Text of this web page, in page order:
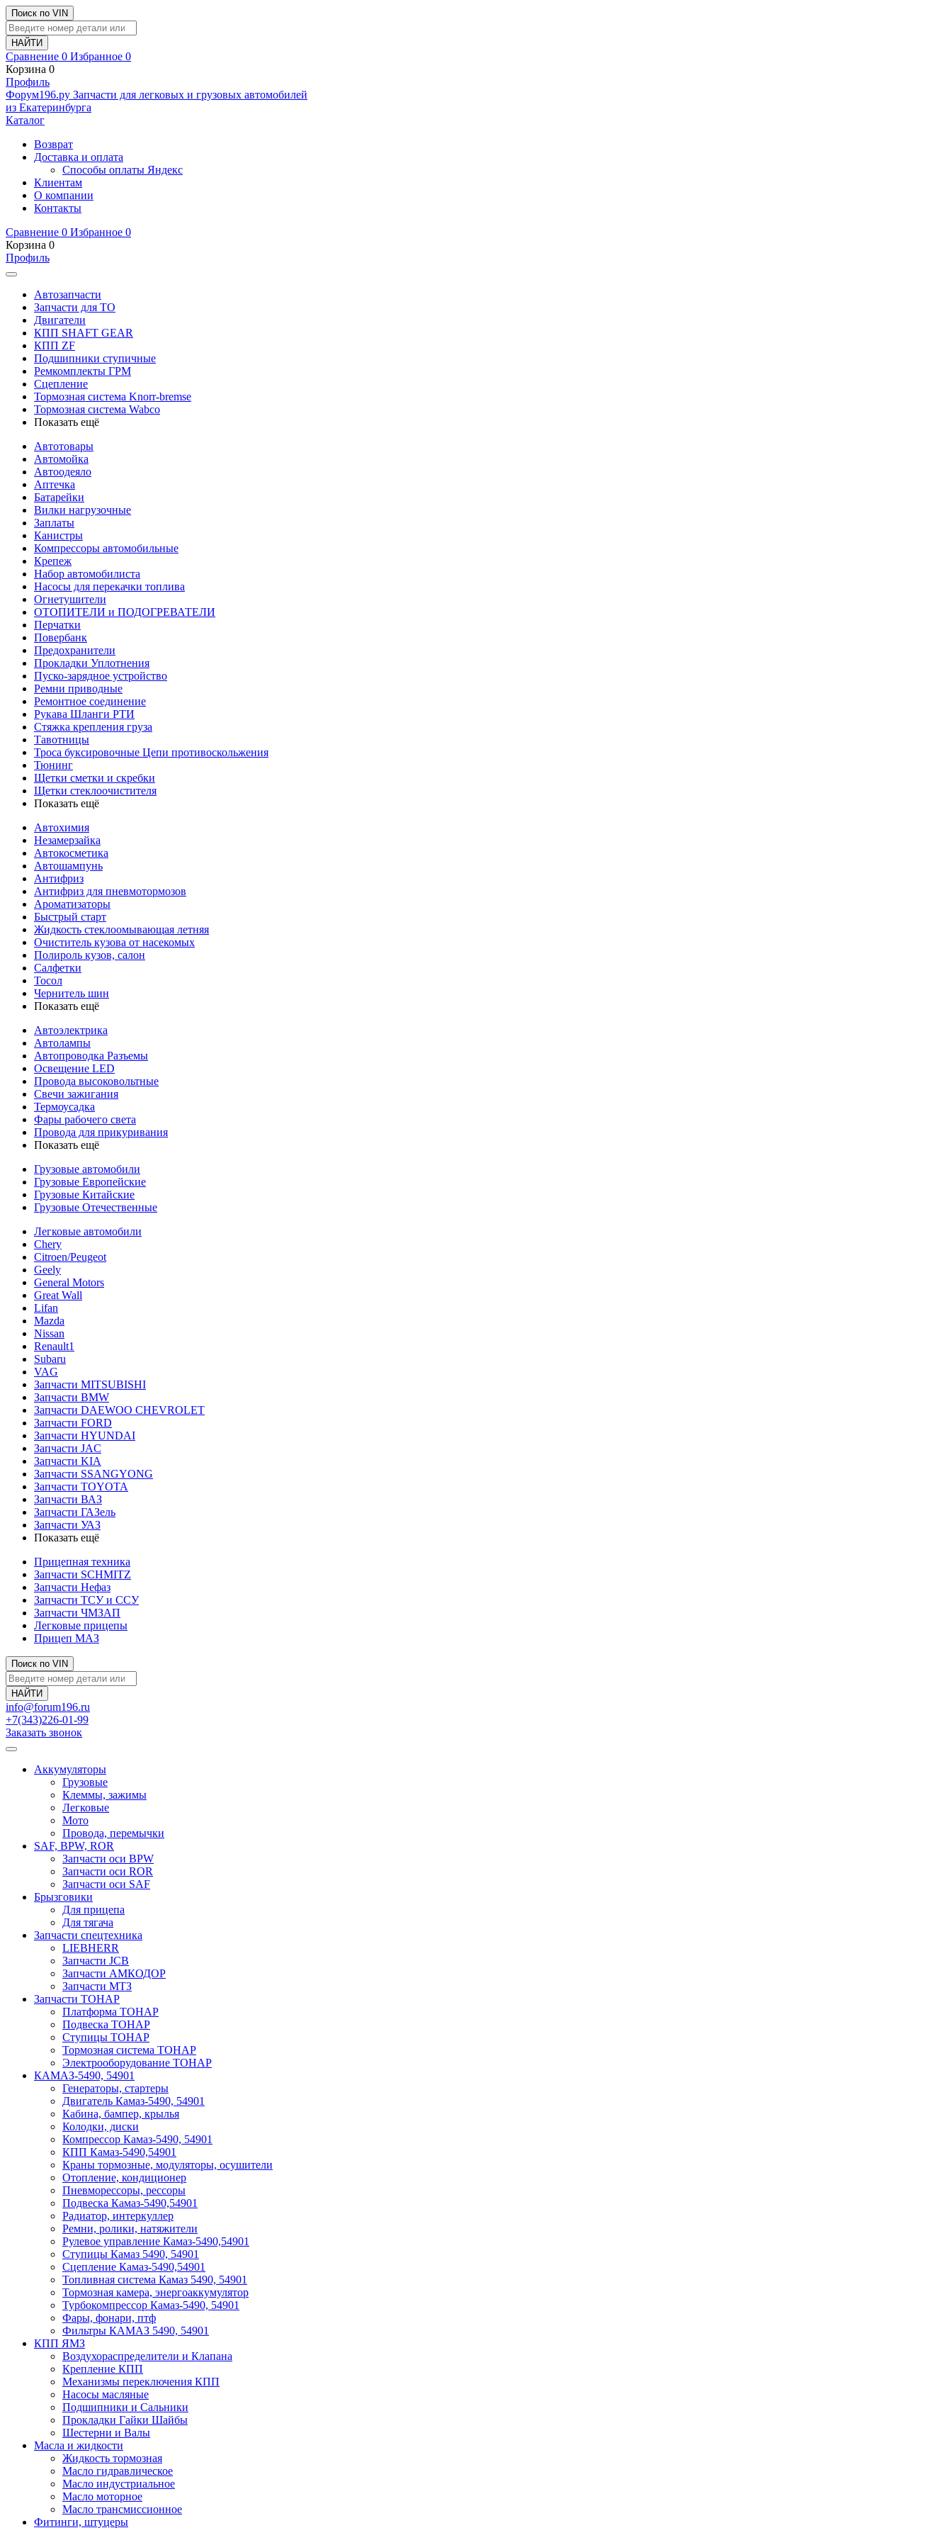
Поиск по VIN
Сравнение 0 Избранное 0
Корзина 0
Профиль
Фoрум196.ру Запчасти для легковых и грузовых автомобилей
из Екатеринбурга
Каталог
Возврат
Доставка и оплата
Способы оплаты Яндекс
Клиентам
О компании
Контакты
Сравнение 0 Избранное 0
Корзина 0
Профиль
Автозапчасти
Запчасти для ТО
Двигатели
КПП SHAFT GEAR
КПП ZF
Подшипники ступичные
Ремкомплекты ГРМ
Сцепление
Тормозная система Knorr-bremse
Тормозная система Wabco
Показать ещё
Автотовары
Автомойка
Автоодеяло
Аптечка
Батарейки
Вилки нагрузочные
Заплаты
Канистры
Компрессоры автомобильные
Крепеж
Набор автомобилиста
Насосы для перекачки топлива
Огнетушители
ОТОПИТЕЛИ и ПОДОГРЕВАТЕЛИ
Перчатки
Повербанк
Предохранители
Прокладки Уплотнения
Пуско-зарядное устройство
Ремни приводные
Ремонтное соединение
Рукава Шланги РТИ
Стяжка крепления груза
Тавотницы
Троса буксировочные Цепи противоскольжения
Тюнинг
Щетки сметки и скребки
Щетки стеклоочистителя
Показать ещё
Автохимия
Незамерзайка
Автокосметика
Автошампунь
Антифриз
Антифриз для пневмотормозов
Ароматизаторы
Быстрый старт
Жидкость стеклоомывающая летняя
Очиститель кузова от насекомых
Полироль кузов, салон
Салфетки
Тосол
Чернитель шин
Показать ещё
Автоэлектрика
Автолампы
Автопроводка Разъемы
Освещение LED
Провода высоковольтные
Свечи зажигания
Термоусадка
Фары рабочего света
Провода для прикуривания
Показать ещё
Грузовые автомобили
Грузовые Европейские
Грузовые Китайские
Грузовые Отечественные
Легковые автомобили
Chery
Citroen/Peugeot
Geely
General Motors
Great Wall
Lifan
Mazda
Nissan
Renault1
Subaru
VAG
Запчасти MITSUBISHI
Запчасти BMW
Запчасти DAEWOO CHEVROLET
Запчасти FORD
Запчасти HYUNDAI
Запчасти JAC
Запчасти KIA
Запчасти SSANGYONG
Запчасти TOYOTA
Запчасти ВАЗ
Запчасти ГАЗель
Запчасти УАЗ
Показать ещё
Прицепная техника
Запчасти SCHMITZ
Запчасти Нефаз
Запчасти ТСУ и ССУ
Запчасти ЧМЗАП
Легковые прицепы
Прицеп МАЗ
Поиск по VIN
info@forum196.ru
+7(343)226-01-99
Заказать звонок
Аккумуляторы
Грузовые
Клеммы, зажимы
Легковые
Мото
Провода, перемычки
SAF, BPW, ROR
Запчасти оси BPW
Запчасти оси ROR
Запчасти оси SAF
Брызговики
Для прицепа
Для тягача
Запчасти спецтехника
LIEBHERR
Запчасти JCB
Запчасти АМКОДОР
Запчасти МТЗ
Запчасти ТОНАР
Платформа ТОНАР
Подвеска ТОНАР
Ступицы ТОНАР
Тормозная система ТОНАР
Электрооборудование ТОНАР
КАМАЗ-5490, 54901
Генераторы, стартеры
Двигатель Камаз-5490, 54901
Кабина, бампер, крылья
Колодки, диски
Компрессор Камаз-5490, 54901
КПП Камаз-5490,54901
Краны тормозные, модуляторы, осушители
Отопление, кондиционер
Пневморессоры, рессоры
Подвеска Камаз-5490,54901
Радиатор, интеркуллер
Ремни, ролики, натяжители
Рулевое управление Камаз-5490,54901
Ступицы Камаз 5490, 54901
Сцепление Камаз-5490,54901
Топливная система Камаз 5490, 54901
Тормозная камера, энергоаккумулятор
Турбокомпрессор Камаз-5490, 54901
Фары, фонари, птф
Фильтры КАМАЗ 5490, 54901
КПП ЯМЗ
Воздухораспределители и Клапана
Крепление КПП
Механизмы переключения КПП
Насосы масляные
Подшипники и Сальники
Прокладки Гайки Шайбы
Шестерни и Валы
Масла и жидкости
Жидкость тормозная
Масло гидравлическое
Масло индустриальное
Масло моторное
Масло трансмиссионное
Фитинги, штуцеры